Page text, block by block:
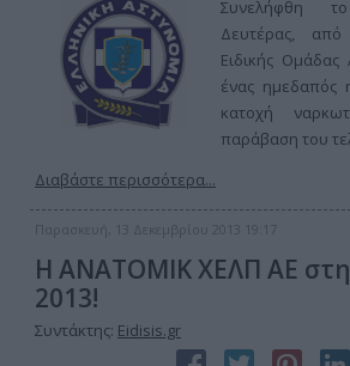
Συνελήφθη
Δευτέρας, από
Ειδικής Ομάδας
ένας ημεδαπός
κατοχή
παράβαση του
Διαβάστε περισσότερα...
Παρασκευή, 13 Δεκεμβρίου 2013 19:17
Η ΑΝΑΤΟΜΙΚ ΧΕΛΠ ΑΕ
2013!
Συντάκτης: Eidisis.gr